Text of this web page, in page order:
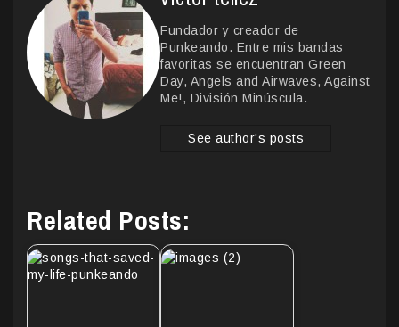
Fundador y creador de
Punkeando. Entre mis bandas
favoritas se encuentran Green
Day, Angels and Airwaves, Against
Me!, División Minúscula.
See author's posts
Related Posts: